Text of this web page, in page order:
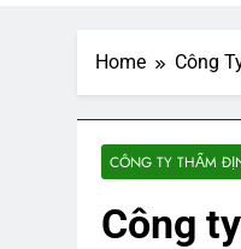
Home Công
CÔNG TY THẨM
Công